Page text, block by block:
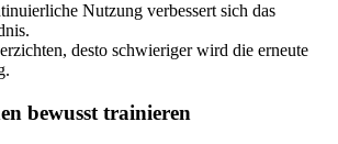
Nutzung verbessert sich das
desto schwieriger wird die erneute
bewusst trainieren